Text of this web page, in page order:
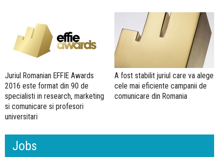
Juriul Romanian EFFIE Awards
2016 este format din 90 de
specialisti in research, marketing
si comunicare si profesori
universitari
A fost stabilit juriul care va alege
cele mai eficiente campanii de
comunicare din Romania
Jobs